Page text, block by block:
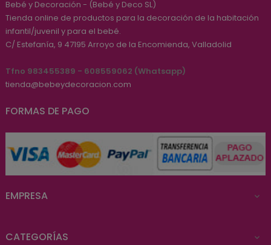
Bebé y Decoración - (Bebé y Deco SL)
Tienda online de productos para la decoración de la habitación
infantil/juvenil y para el bebé.
C/ Estefanía, 9 47195 Arroyo de la Encomienda, Valladolid
Tfno 983455389 - 608559062 (Whatsapp)
tienda@bebeydecoracion.com
FORMAS DE PAGO
EMPRESA 
CATEGORÍAS 